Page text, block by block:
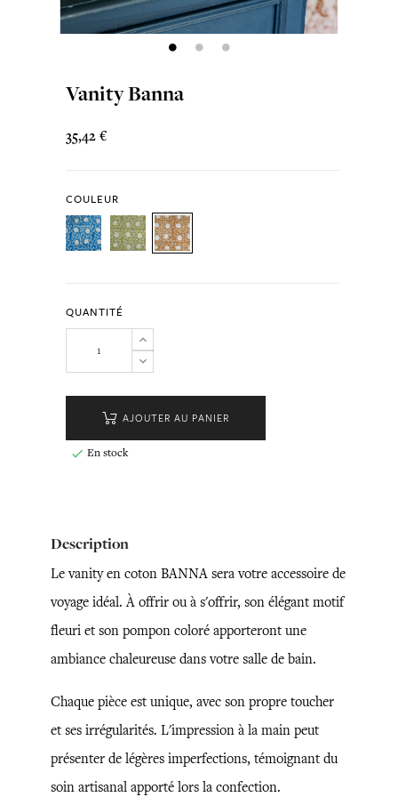
Vanity Banna
35,42 €
COULEUR
QUANTITÉ
AJOUTER AU PANIER
 En stock
Description
Le vanity en coton BANNA sera votre accessoire de
voyage idéal. À offrir ou à s'offrir, son élégant motif
fleuri et son pompon coloré apporteront une
ambiance chaleureuse dans votre salle de bain.
Chaque pièce est unique, avec son propre toucher
et ses irrégularités. L'impression à la main peut
présenter de légères imperfections, témoignant du
soin artisanal apporté lors la confection.